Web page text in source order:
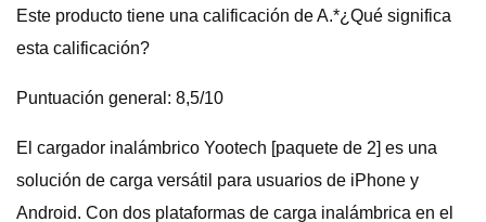
Este producto tiene una calificación de A.*¿Qué significa
esta calificación?
Puntuación general: 8,5/10
El cargador inalámbrico Yootech [paquete de 2] es una
solución de carga versátil para usuarios de iPhone y
Android. Con dos plataformas de carga inalámbrica en el